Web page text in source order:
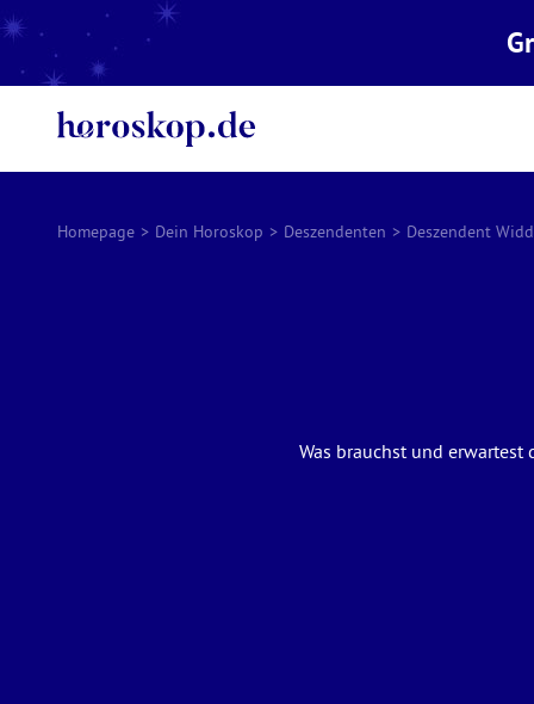
Homepage > Dein Horoskop > Deszendenten > Deszendent
Was brauchst und erwartest